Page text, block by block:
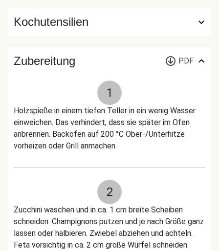
Kochutensilien
Zubereitung PDF
1
Holzspieße in einem tiefen Teller in ein wenig Wasser
einweichen. Das verhindert, dass sie später im Ofen
anbrennen. Backofen auf 200 °C Ober-/Unterhitze
vorheizen oder Grill anmachen.
2
Zucchini waschen und in ca. 1 cm breite Scheiben
schneiden. Champignons putzen und je nach Größe ganz
lassen oder halbieren. Zwiebel abziehen und achteln.
Feta vorsichtig in ca. 2 cm große Würfel schneiden.